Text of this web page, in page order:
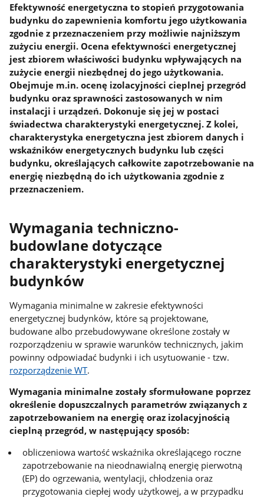
Efektywność energetyczna to stopień przygotowania
budynku do zapewnienia komfortu jego użytkowania
zgodnie z przeznaczeniem przy możliwie najniższym
zużyciu energii. Ocena efektywności energetycznej
jest zbiorem właściwości budynku wpływających na
zużycie energii niezbędnej do jego użytkowania.
Obejmuje m.in. ocenę izolacyjności cieplnej przegród
budynku oraz sprawności zastosowanych w nim
instalacji i urządzeń. Dokonuje się jej w postaci
świadectwa charakterystyki energetycznej. Z kolei,
charakterystyka energetyczna jest zbiorem danych i
wskaźników energetycznych budynku lub części
budynku, określających całkowite zapotrzebowanie na
energię niezbędną do ich użytkowania zgodnie z
przeznaczeniem.
Wymagania techniczno-
budowlane dotyczące
charakterystyki energetycznej
budynków
Wymagania minimalne w zakresie efektywności
energetycznej budynków, które są projektowane,
budowane albo przebudowywane określone zostały w
rozporządzeniu w sprawie warunków technicznych, jakim
powinny odpowiadać budynki i ich usytuowanie - tzw.
rozporządzenie WT.
Wymagania minimalne zostały sformułowane poprzez
określenie dopuszczalnych parametrów związanych z
zapotrzebowaniem na energię oraz izolacyjnością
cieplną przegród, w następujący sposób:
obliczeniowa wartość wskaźnika określającego roczne
zapotrzebowanie na nieodnawialną energię pierwotną
(EP) do ogrzewania, wentylacji, chłodzenia oraz
przygotowania ciepłej wody użytkowej, a w przypadku